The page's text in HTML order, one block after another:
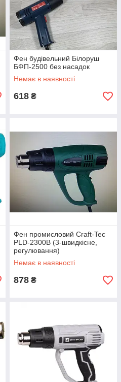
Фен будівельний Білоруш
БФП-2500 без насадок
Немає в наявності
618 ₴
Фен промисловий Craft-Tec
PLD-2300В (3-швидкісне,
регулювання)
Немає в наявності
878 ₴